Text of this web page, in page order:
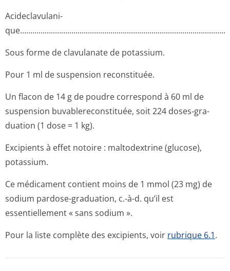
Acideclavulani­
Sous forme de clavulanate de potassium.
Pour 1 ml de suspension reconstituée.
Un flacon de 14 g de poudre correspond à 60 ml de
suspension buvablereconsti­tuée, soit 224 doses‑gra­
duation (1 dose = 1 kg).
Excipients à effet notoire : maltodextrine (glucose),
potassium.
Ce médicament contient moins de 1 mmol (23 mg) de
sodium pardose-graduation, c.-à-d. qu’il est
essentiellement « sans sodium ».
Pour la liste complète des excipients, voir rubrique 6.1.